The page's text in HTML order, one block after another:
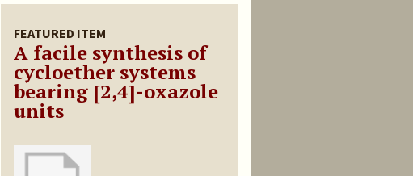
FEATURED ITEM
A facile synthesis of
cycloether systems
bearing [2,4]-oxazole
units